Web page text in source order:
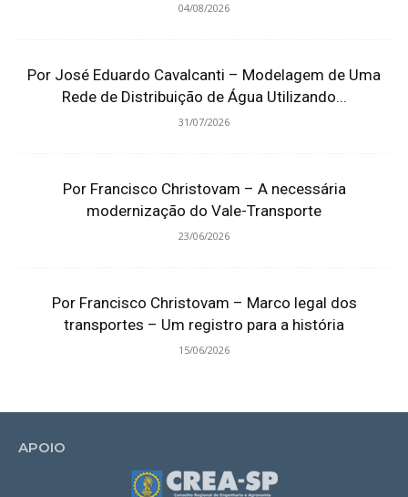
04/08/2026
Por José Eduardo Cavalcanti – Modelagem de Uma
Rede de Distribuição de Água Utilizando...
31/07/2026
Por Francisco Christovam – A necessária
modernização do Vale-Transporte
23/06/2026
Por Francisco Christovam – Marco legal dos
transportes – Um registro para a história
15/06/2026
APOIO